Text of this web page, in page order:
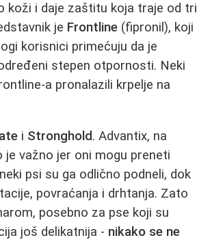
koži i daje zaštitu koja traje od tri
je Frontline (fipronil), koji
korisnici primećuju da je
stepen otpornosti. Neki
a pronalazili krpelje na
i Stronghold. Advantix, na
je važno jer oni mogu preneti
psi su ga odlično podneli, dok
povraćanja i drhtanja. Zato
posebno za pse koji su
još delikatnija - nikako se ne